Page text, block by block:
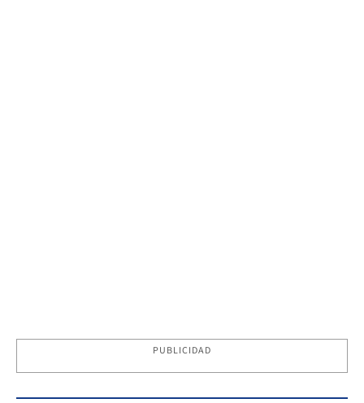
PUBLICIDAD